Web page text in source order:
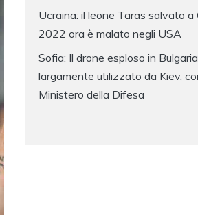
Ucraina: il leone Taras salvato a
2022 ora è malato negli USA
Sofia: Il drone esploso in
largamente utilizzato da Kiev,
Ministero della Difesa